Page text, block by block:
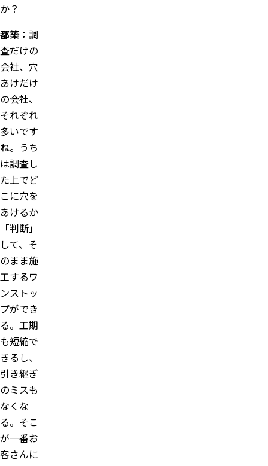
か？
都築： 調
査だけの
会社、穴
あけだけ
の会社、
それぞれ
多いです
ね。うち
は調査し
た上でど
こに穴を
あけるか
「判断」
して、そ
のまま施
工するワ
ンストッ
プができ
る。工期
も短縮で
きるし、
引き継ぎ
のミスも
なくな
る。そこ
が一番お
客さんに